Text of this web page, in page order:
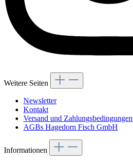
Weitere Seiten
Newsletter
Kontakt
Versand und Zahlungsbedingungen
AGBs Hagedorn Fisch GmbH
Informationen